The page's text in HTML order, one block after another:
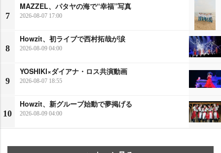
7
MAZZEL、パタヤの海で“幸福”写真
2026-08-07 17:00
8
Howzit、初ライブで西村拓哉が涙
2026-08-09 04:00
9
YOSHIKI×ダイアナ・ロス共演動画
2026-08-07 18:55
10
Howzit、新グループ始動で夢掲げる
2026-08-09 04:00